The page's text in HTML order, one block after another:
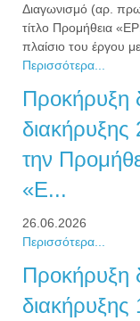
Διαγωνισμό (αρ.
τίτλο Προμήθεια
πλαίσιο του έργου
Περισσότερα...
Προκήρυξη
την
«Ε...
26.06.2026
Περισσότερα...
Προκήρυξη